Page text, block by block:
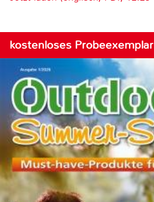
kostenloses Probeexemplar